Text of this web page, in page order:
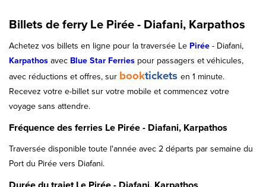
Billets de ferry Le Pirée - Diafani, Karpathos
Achetez vos billets en ligne pour la traversée Le Pirée - Diafani,
Karpathos avec Blue Star Ferries pour passagers et véhicules,
avec réductions et offres, sur booktickets en 1 minute.
Recevez votre e-billet sur votre mobile et commencez votre
voyage sans attendre.
Fréquence des ferries Le Pirée - Diafani, Karpathos
Traversée disponible toute l'année avec 2 départs par semaine du
Port du Pirée vers Diafani.